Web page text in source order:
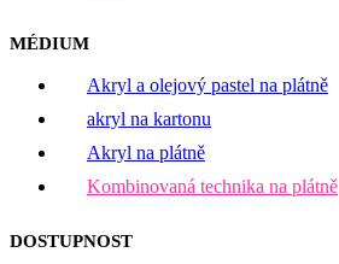
MÉDIUM
Akryl a olejový pastel na plátně
akryl na kartonu
Akryl na plátně
Kombinovaná technika na plátně
DOSTUPNOST